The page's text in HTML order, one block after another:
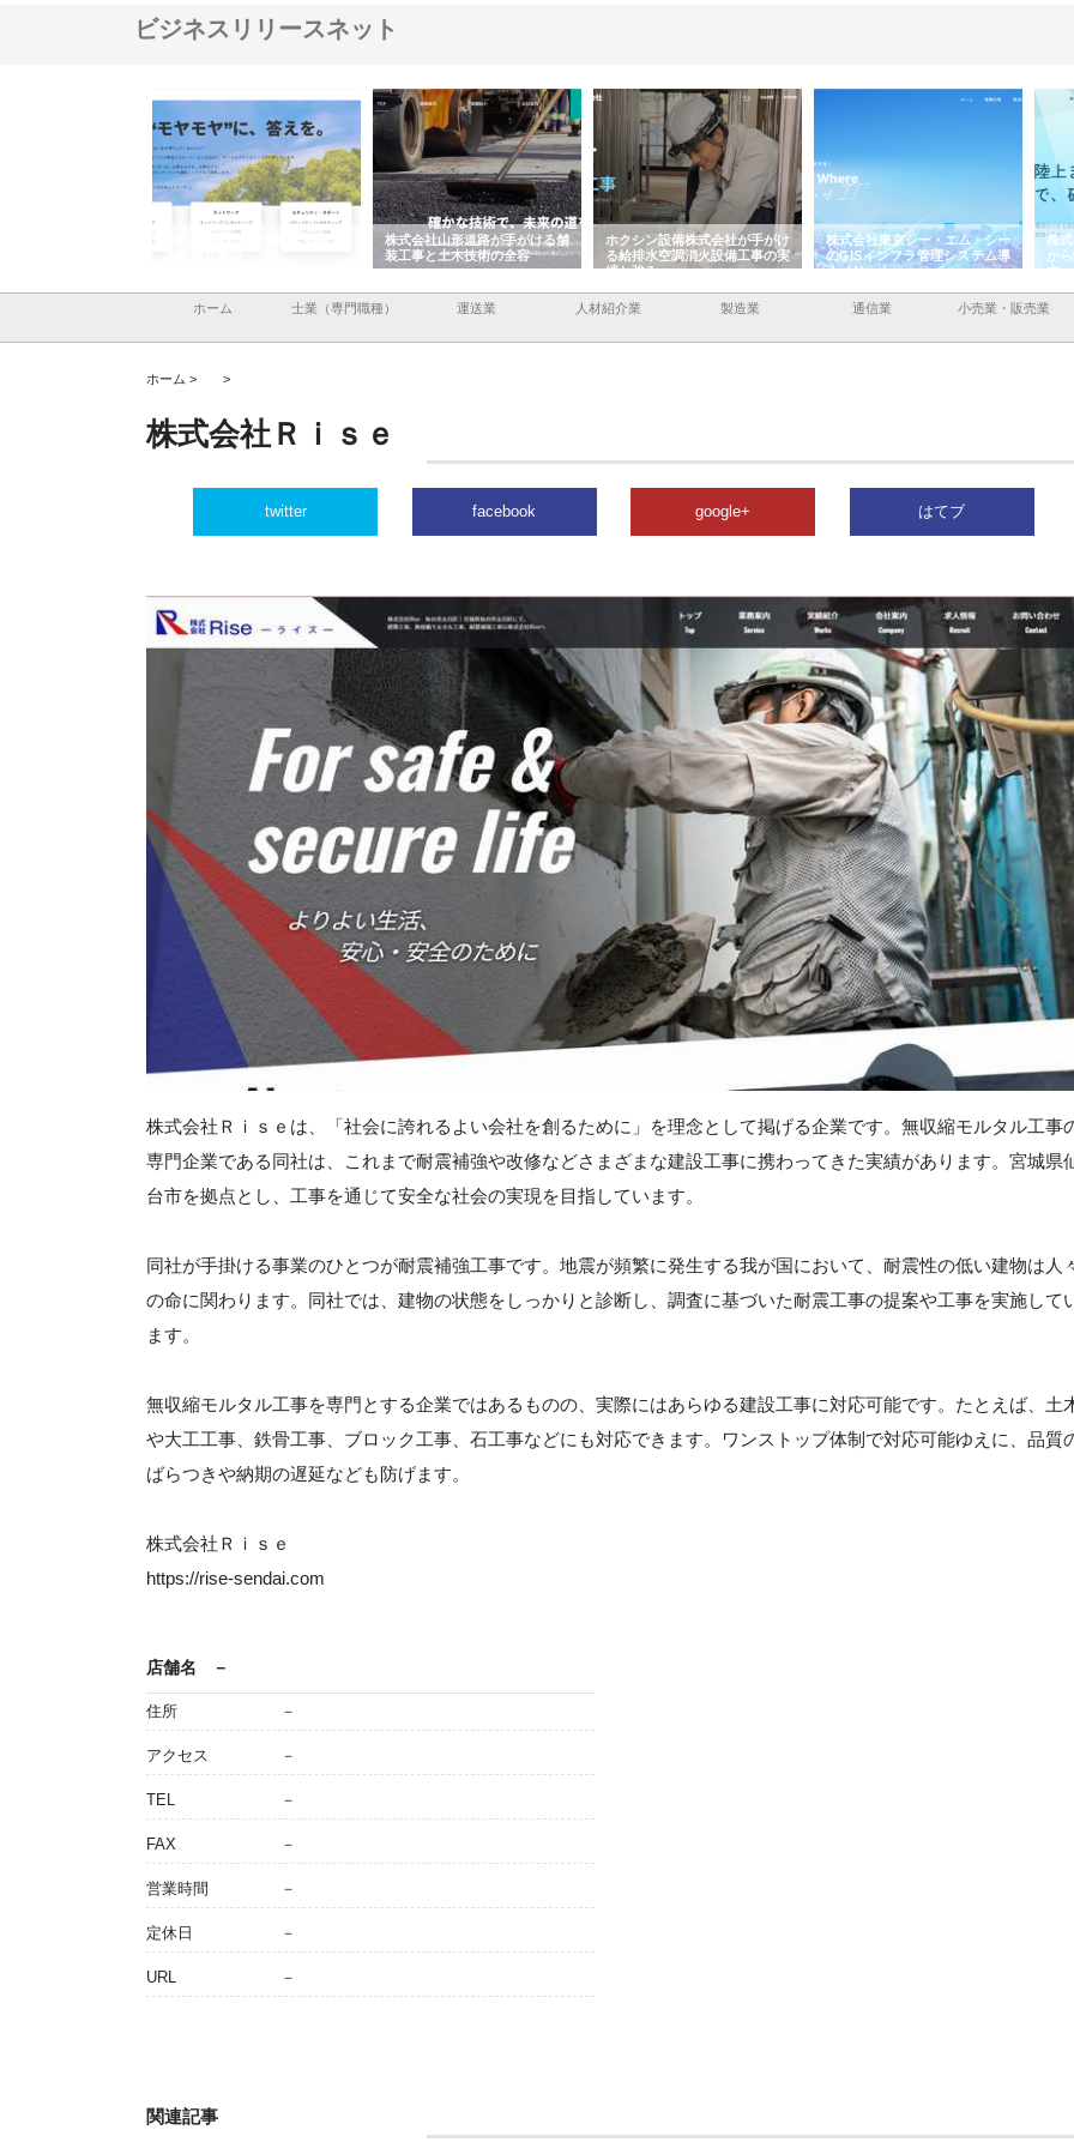
ビジネスリリースネット
株式会社ＣＳＡの事業内容と強
株式会社山形道路が手がける舗
装工事と土木技術の全容
ホクシン設備株式会社が手がけ
る給排水空調消火設備工事の実
績と強み
株式会社東京シー・エム・シー
のGISインフラ管理システム導
入メリット
株
か
由
ホーム 士業（専門職種） 運送業 人材紹介業 製造業 通信業 小売業・販売業
ホーム > >
株式会社Ｒｉｓｅ
twitter facebook google+ はてブ
株式会社Ｒｉｓｅは、「社会に誇れるよい会社を創るために」を理念として掲げる企業です。無収縮モルタル工事
専門企業である同社は、これまで耐震補強や改修などさまざまな建設工事に携わってきた実績があります。宮城県
台市を拠点とし、工事を通じて安全な社会の実現を目指しています。
同社が手掛ける事業のひとつが耐震補強工事です。地震が頻繁に発生する我が国において、耐震性の低い建物は人
の命に関わります。同社では、建物の状態をしっかりと診断し、調査に基づいた耐震工事の提案や工事を実施して
ます。
無収縮モルタル工事を専門とする企業ではあるものの、実際にはあらゆる建設工事に対応可能です。たとえば、土
や大工工事、鉄骨工事、ブロック工事、石工事などにも対応できます。ワンストップ体制で対応可能ゆえに、品質
ばらつきや納期の遅延なども防げます。
株式会社Ｒｉｓｅ
https://rise-sendai.com
店舗名 －
住所 －
アクセス －
TEL －
FAX －
営業時間 －
定休日 －
URL －
関連記事